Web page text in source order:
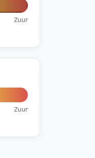
Zuur
Zuur